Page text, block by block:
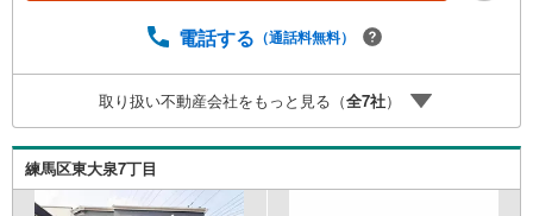
な場合がございますのでご容赦ください。事前にご連絡を
手数ですがご一報ください。◆物件のご案内は◆弊社への
ご来社、お客様宅へのお迎え・最寄駅での待ち合わせ、物
件周辺のコンビニ等でお待ち合わせなど、ご希望をお伝え
ください。ご希望条件をお伝え頂けましたら、ご見学希望
物件以外の資料も用意して参ります。もちろん他の物件も
併せてご案内させていただきます。
電話する （通話料無料）
取り扱い不動産会社をもっと見る（全7社）
練馬区東大泉7丁目